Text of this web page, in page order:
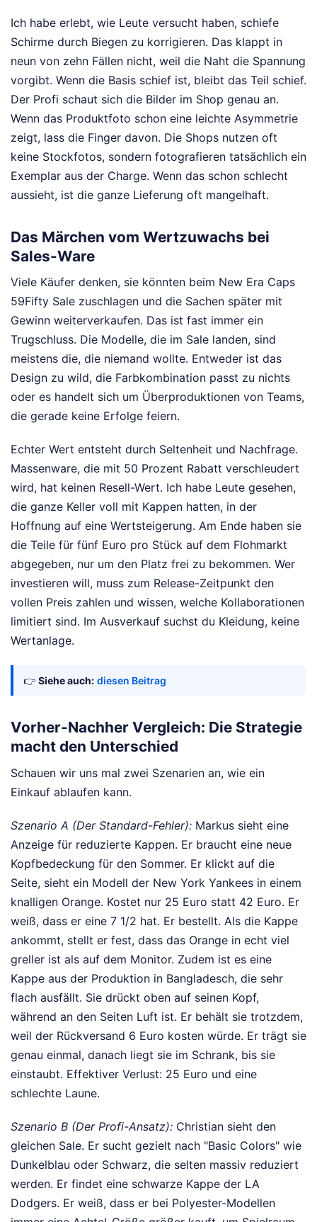
Ich habe erlebt, wie Leute versucht haben, schiefe
Schirme durch Biegen zu korrigieren. Das klappt in
neun von zehn Fällen nicht, weil die Naht die Spannung
vorgibt. Wenn die Basis schief ist, bleibt das Teil schief.
Der Profi schaut sich die Bilder im Shop genau an.
Wenn das Produktfoto schon eine leichte Asymmetrie
zeigt, lass die Finger davon. Die Shops nutzen oft
keine Stockfotos, sondern fotografieren tatsächlich ein
Exemplar aus der Charge. Wenn das schon schlecht
aussieht, ist die ganze Lieferung oft mangelhaft.
Das Märchen vom Wertzuwachs bei
Sales-Ware
Viele Käufer denken, sie könnten beim New Era Caps
59Fifty Sale zuschlagen und die Sachen später mit
Gewinn weiterverkaufen. Das ist fast immer ein
Trugschluss. Die Modelle, die im Sale landen, sind
meistens die, die niemand wollte. Entweder ist das
Design zu wild, die Farbkombination passt zu nichts
oder es handelt sich um Überproduktionen von Teams,
die gerade keine Erfolge feiern.
Echter Wert entsteht durch Seltenheit und Nachfrage.
Massenware, die mit 50 Prozent Rabatt verschleudert
wird, hat keinen Resell-Wert. Ich habe Leute gesehen,
die ganze Keller voll mit Kappen hatten, in der
Hoffnung auf eine Wertsteigerung. Am Ende haben sie
die Teile für fünf Euro pro Stück auf dem Flohmarkt
abgegeben, nur um den Platz frei zu bekommen. Wer
investieren will, muss zum Release-Zeitpunkt den
vollen Preis zahlen und wissen, welche Kollaborationen
limitiert sind. Im Ausverkauf suchst du Kleidung, keine
Wertanlage.
👉 Siehe auch: diesen Beitrag
Vorher-Nachher Vergleich: Die Strategie
macht den Unterschied
Schauen wir uns mal zwei Szenarien an, wie ein
Einkauf ablaufen kann.
Szenario A (Der Standard-Fehler): Markus sieht eine
Anzeige für reduzierte Kappen. Er braucht eine neue
Kopfbedeckung für den Sommer. Er klickt auf die
Seite, sieht ein Modell der New York Yankees in einem
knalligen Orange. Kostet nur 25 Euro statt 42 Euro. Er
weiß, dass er eine 7 1/2 hat. Er bestellt. Als die Kappe
ankommt, stellt er fest, dass das Orange in echt viel
greller ist als auf dem Monitor. Zudem ist es eine
Kappe aus der Produktion in Bangladesch, die sehr
flach ausfällt. Sie drückt oben auf seinen Kopf,
während an den Seiten Luft ist. Er behält sie trotzdem,
weil der Rückversand 6 Euro kosten würde. Er trägt sie
genau einmal, danach liegt sie im Schrank, bis sie
einstaubt. Effektiver Verlust: 25 Euro und eine
schlechte Laune.
Szenario B (Der Profi-Ansatz): Christian sieht den
gleichen Sale. Er sucht gezielt nach "Basic Colors" wie
Dunkelblau oder Schwarz, die selten massiv reduziert
werden. Er findet eine schwarze Kappe der LA
Dodgers. Er weiß, dass er bei Polyester-Modellen